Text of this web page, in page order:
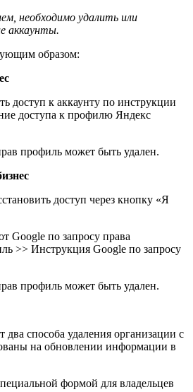
необходимо удалить или
аккаунты.
образом:
доступ к аккаунту по инструкции
доступа к профилю Яндекс
профиль может быть удален.
доступ через кнопку «Я
Google по запросу права
>> Инструкция Google по запросу
профиль может быть удален.
способа удаления организации с
на обновлении информации в
формой для владельцев